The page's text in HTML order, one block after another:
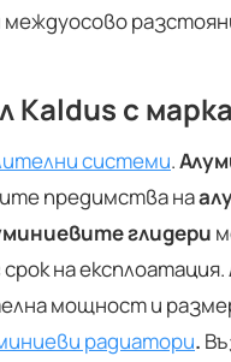
междуосово
с
системи.
предимства на
глидери
на експлоатация.
мощност и
радиатори.